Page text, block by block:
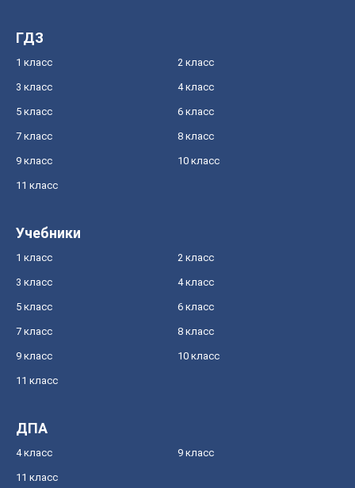
ГДЗ
1 класс 2 класс
3 класс 4 класс
5 класс 6 класс
7 класс 8 класс
9 класс 10 класс
11 класс
Учебники
1 класс 2 класс
3 класс 4 класс
5 класс 6 класс
7 класс 8 класс
9 класс 10 класс
11 класс
ДПА
4 класс 9 класс
11 класс